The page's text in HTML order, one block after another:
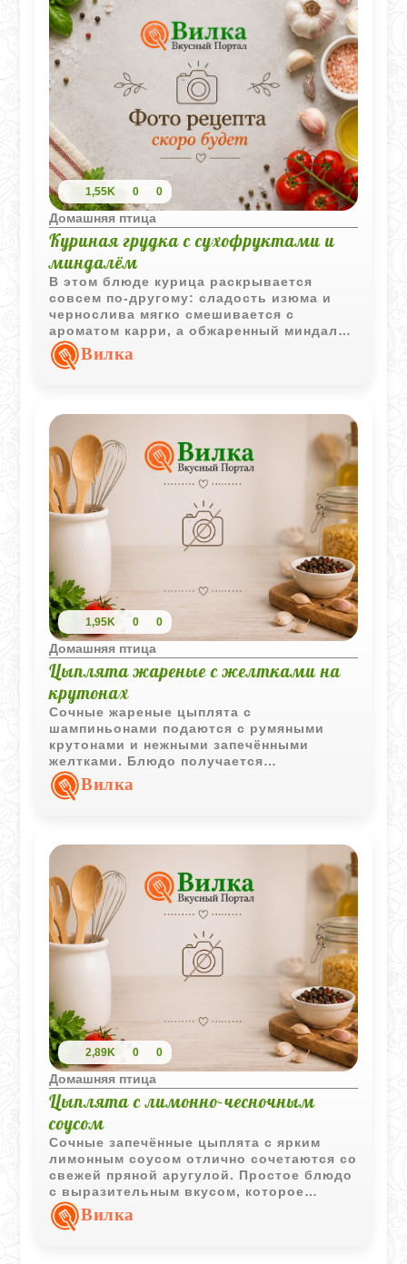
1,55K 0 0
Домашняя птица
Куриная грудка с сухофруктами и
миндалём
В этом блюде курица раскрывается
совсем по-другому: сладость изюма и
чернослива мягко смешивается с
ароматом карри, а обжаренный миндаль
добавляет приятную ореховую текстуру.
Получается тёплое, насыщенное и очень
Вилка
1,95K 0 0
Домашняя птица
Цыплята жареные с желтками на
крутонах
Сочные жареные цыплята с
шампиньонами подаются с румяными
крутонами и нежными запечёнными
желтками. Блюдо получается
насыщенным, ароматным и отлично
подходит для праздничной подачи.
Вилка
2,89K 0 0
Домашняя птица
Цыплята с лимонно-чесночным
соусом
Сочные запечённые цыплята с ярким
лимонным соусом отлично сочетаются со
свежей пряной аругулой. Простое блюдо
с выразительным вкусом, которое
выглядит эффектно даже на праздничном
столе.Вилка